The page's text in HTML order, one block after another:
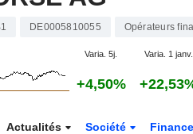
DE0005810055 Opérateurs
Varia. 5j. Varia. 1 janv.
+4,50%
Actualités Société